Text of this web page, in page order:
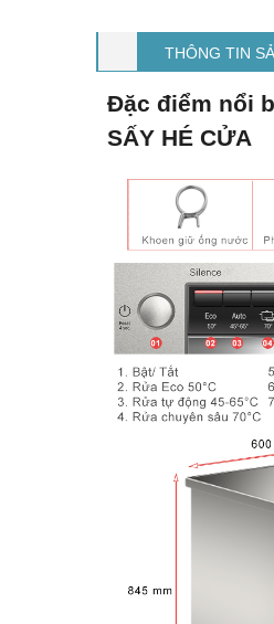
THÔNG TIN
Đặc điểm nổi
SẤY HÉ CỬA